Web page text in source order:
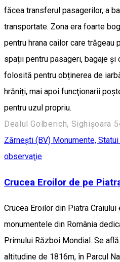
făcea transferul pasagerilor, a
transportate. Zona era foarte
pentru hrana cailor care trăgeau
spații pentru pasageri, bagaje
folosită pentru obținerea de
hrăniți, mai apoi funcţionarii
pentru uzul propriu.
Dealul Golberich, Sighișoara
Zărneşti (BV) Monumente, Statui
observaţie
Crucea Eroilor de pe
Crucea Eroilor din Piatra
monumentele din România
Primului Război Mondial. Se
altitudine de 1816m, în Parcul